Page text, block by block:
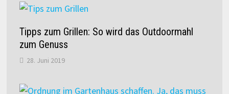
Tipps zum Grillen: So wird das Outdoormahl
zum Genuss
28. Juni 2019